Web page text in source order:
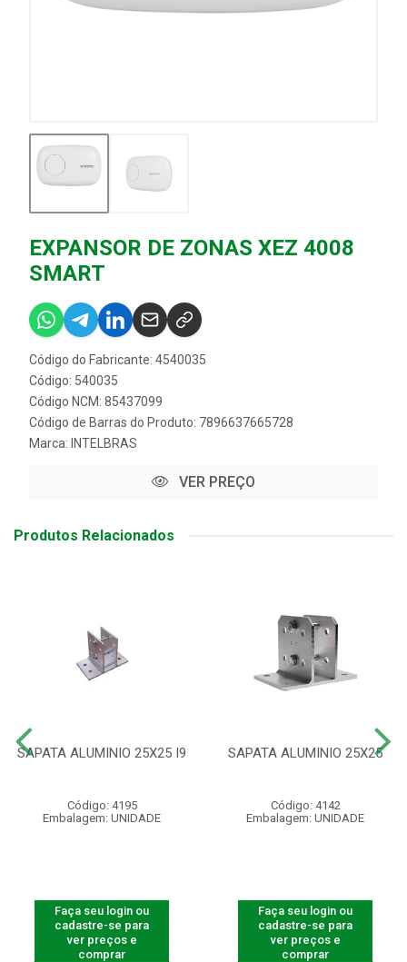
EXPANSOR DE ZONAS XEZ 4008
SMART
Código do Fabricante: 4540035
Código: 540035
Código NCM: 85437099
Código de Barras do Produto: 7896637665728
Marca: INTELBRAS
VER PREÇO
Produtos Relacionados
SAPATA ALUMINIO 25X25 I9
Código: 4195
Embalagem: UNIDADE
Faça seu login ou
cadastre-se para
ver preços e
comprar
SAPATA ALUMINIO 25X25
Código: 4142
Embalagem: UNIDADE
Faça seu login ou
cadastre-se para
ver preços e
comprar